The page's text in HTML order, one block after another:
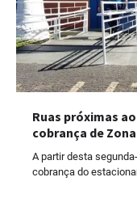
Ruas próximas
cobrança de
A partir desta
cobrança do